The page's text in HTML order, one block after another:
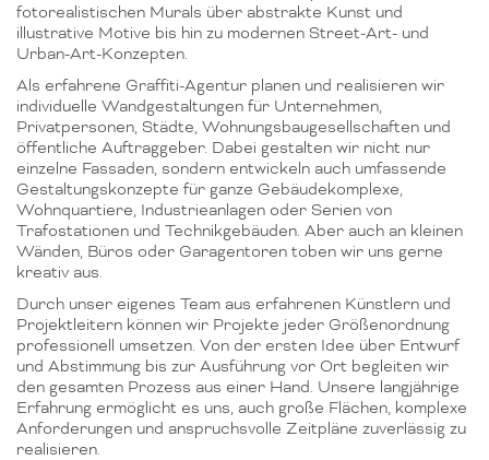
fotorealistischen Murals über abstrakte Kunst und
illustrative Motive bis hin zu modernen Street-Art- und
Urban-Art-Konzepten.
Als erfahrene Graffiti-Agentur planen und realisieren wir
individuelle Wandgestaltungen für Unternehmen,
Privatpersonen, Städte, Wohnungsbaugesellschaften und
öffentliche Auftraggeber. Dabei gestalten wir nicht nur
einzelne Fassaden, sondern entwickeln auch umfassende
Gestaltungskonzepte für ganze Gebäudekomplexe,
Wohnquartiere, Industrieanlagen oder Serien von
Trafostationen und Technikgebäuden. Aber auch an kleinen
Wänden, Büros oder Garagentoren toben wir uns gerne
kreativ aus.
Durch unser eigenes Team aus erfahrenen Künstlern und
Projektleitern können wir Projekte jeder Größenordnung
professionell umsetzen. Von der ersten Idee über Entwurf
und Abstimmung bis zur Ausführung vor Ort begleiten wir
den gesamten Prozess aus einer Hand. Unsere langjährige
Erfahrung ermöglicht es uns, auch große Flächen, komplexe
Anforderungen und anspruchsvolle Zeitpläne zuverlässig zu
realisieren.